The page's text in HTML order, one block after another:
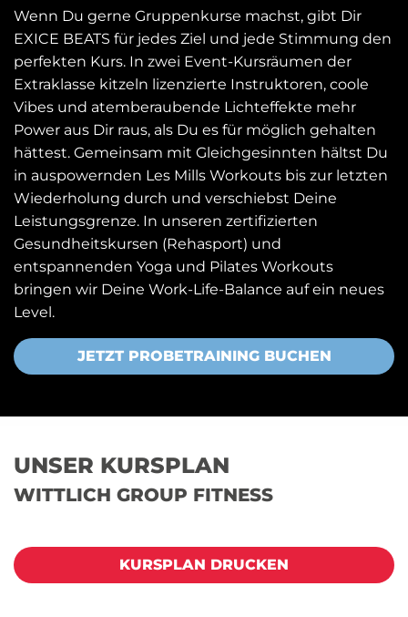
Wenn Du gerne Gruppenkurse machst, gibt Dir
EXICE BEATS für jedes Ziel und jede Stimmung den
perfekten Kurs. In zwei Event-Kursräumen der
Extraklasse kitzeln lizenzierte Instruktoren, coole
Vibes und atemberaubende Lichteffekte mehr
Power aus Dir raus, als Du es für möglich gehalten
hättest. Gemeinsam mit Gleichgesinnten hältst Du
in auspowernden Les Mills Workouts bis zur letzten
Wiederholung durch und verschiebst Deine
Leistungsgrenze. In unseren zertifizierten
Gesundheitskursen (Rehasport) und
entspannenden Yoga und Pilates Workouts
bringen wir Deine Work-Life-Balance auf ein neues
Level.
JETZT PROBETRAINING BUCHEN
UNSER KURSPLAN
WITTLICH GROUP FITNESS
KURSPLAN DRUCKEN